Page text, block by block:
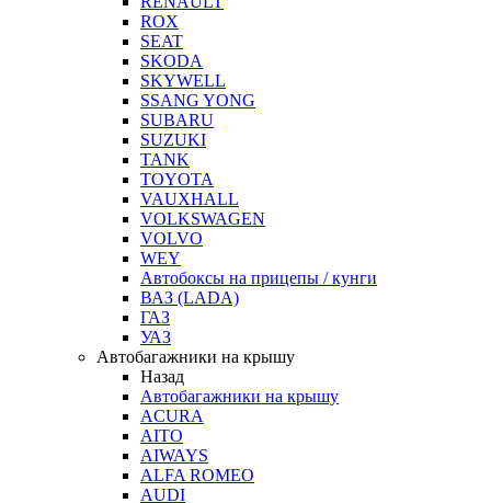
ROX
SEAT
SKODA
SKYWELL
SSANG YONG
SUBARU
SUZUKI
TANK
TOYOTA
VAUXHALL
VOLKSWAGEN
VOLVO
WEY
Автобоксы на прицепы / кунги
ВАЗ (LADA)
ГАЗ
УАЗ
Автобагажники на крышу
Назад
Автобагажники на крышу
ACURA
AITO
AIWAYS
ALFA ROMEO
AUDI